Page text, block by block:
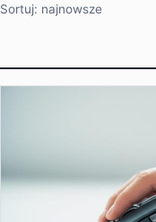
Sortuj: najnowsze